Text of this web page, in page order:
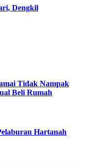
Dengkil
Tidak Nampak
Beli Rumah
Hartanah